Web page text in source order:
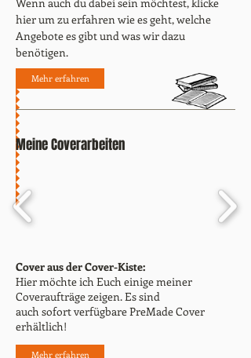
hier um zu erfahren wie es geht, welche
Angebote es gibt und was wir dazu
benötigen.
Mehr erfahren
Meine Coverarbeiten
Cover aus der Cover-Kiste:
Hier möchte ich Euch einige meiner
Coveraufträge zeigen. Es sind
auch sofort verfügbare PreMade Cover
erhältlich!
Mehr erfahren